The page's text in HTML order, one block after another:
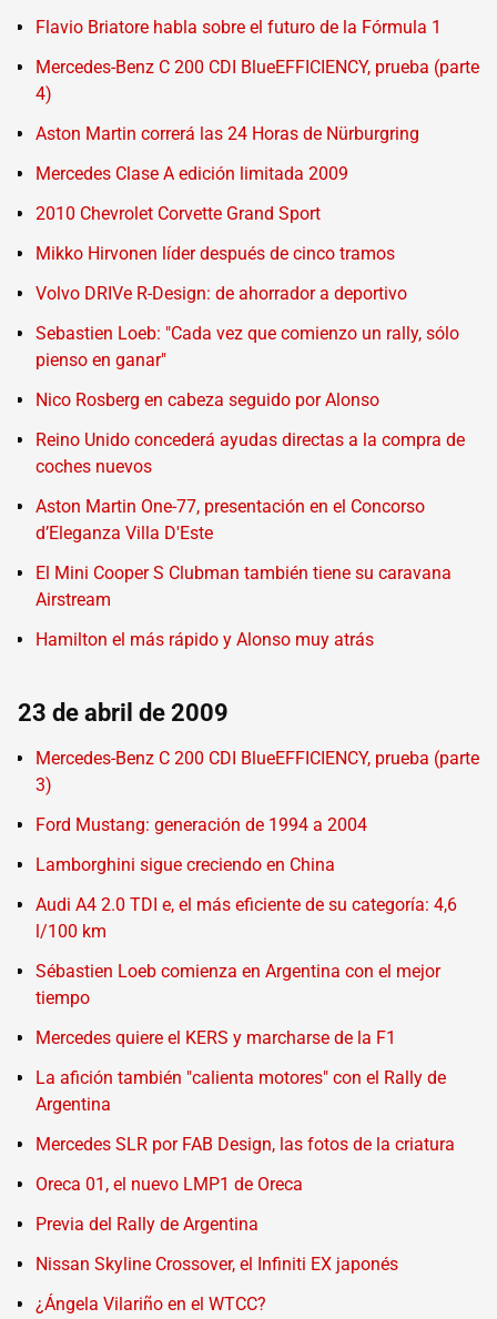
Flavio Briatore habla sobre el futuro de la Fórmula 1
Mercedes-Benz C 200 CDI BlueEFFICIENCY, prueba (parte
4)
Aston Martin correrá las 24 Horas de Nürburgring
Mercedes Clase A edición limitada 2009
2010 Chevrolet Corvette Grand Sport
Mikko Hirvonen líder después de cinco tramos
Volvo DRIVe R-Design: de ahorrador a deportivo
Sebastien Loeb: "Cada vez que comienzo un rally, sólo
pienso en ganar"
Nico Rosberg en cabeza seguido por Alonso
Reino Unido concederá ayudas directas a la compra de
coches nuevos
Aston Martin One-77, presentación en el Concorso
d’Eleganza Villa D'Este
El Mini Cooper S Clubman también tiene su caravana
Airstream
Hamilton el más rápido y Alonso muy atrás
23 de abril de 2009
Mercedes-Benz C 200 CDI BlueEFFICIENCY, prueba (parte
3)
Ford Mustang: generación de 1994 a 2004
Lamborghini sigue creciendo en China
Audi A4 2.0 TDI e, el más eficiente de su categoría: 4,6
l/100 km
Sébastien Loeb comienza en Argentina con el mejor
tiempo
Mercedes quiere el KERS y marcharse de la F1
La afición también "calienta motores" con el Rally de
Argentina
Mercedes SLR por FAB Design, las fotos de la criatura
Oreca 01, el nuevo LMP1 de Oreca
Previa del Rally de Argentina
Nissan Skyline Crossover, el Infiniti EX japonés
¿Ángela Vilariño en el WTCC?